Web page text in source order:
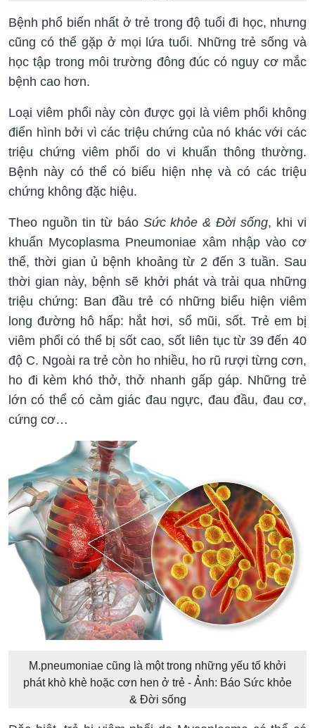
Bệnh phổ biến nhất ở trẻ trong độ tuổi đi học, nhưng
cũng có thể gặp ở mọi lứa tuổi. Những trẻ sống và
học tập trong môi trường đông đúc có nguy cơ mắc
bệnh cao hơn.
Loại viêm phổi này còn được gọi là viêm phổi không
điển hình bởi vì các triệu chứng của nó khác với các
triệu chứng viêm phổi do vi khuẩn thông thường.
Bệnh này có thể có biểu hiện nhẹ và có các triệu
chứng không đặc hiệu.
Theo nguồn tin từ báo Sức khỏe & Đời sống, khi vi
khuẩn Mycoplasma Pneumoniae xâm nhập vào cơ
thể, thời gian ủ bệnh khoảng từ 2 đến 3 tuần. Sau
thời gian này, bệnh sẽ khởi phát và trải qua những
triệu chứng: Ban đầu trẻ có những biểu hiện viêm
long đường hô hấp: hắt hơi, sổ mũi, sốt. Trẻ em bị
viêm phổi có thể bị sốt cao, sốt liên tục từ 39 đến 40
độ C. Ngoài ra trẻ còn ho nhiều, ho rũ rượi từng cơn,
ho đi kèm khó thở, thở nhanh gấp gáp. Những trẻ
lớn có thể có cảm giác đau ngực, đau đầu, đau cơ,
cứng cơ…
M.pneumoniae cũng là một trong những yếu tố khởi
phát khò khè hoặc cơn hen ở trẻ - Ảnh: Báo Sức khỏe
& Đời sống